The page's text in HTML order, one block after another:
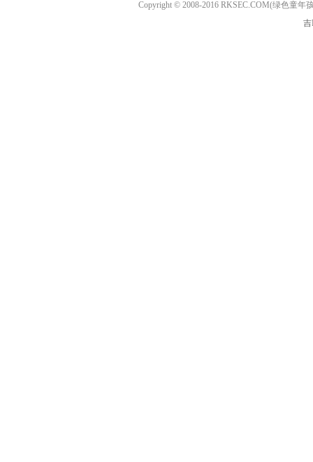
Copyright © 2008-2016 RKSEC.COM(绿色童年
吉